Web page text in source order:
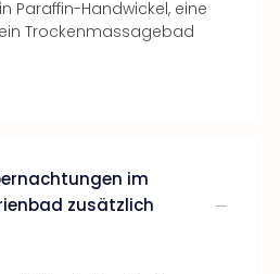
Paraffin-Handwickel, eine
Trockenmassagebad
im
zusätzlich